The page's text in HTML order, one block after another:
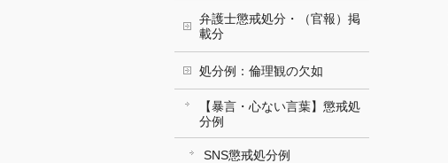
弁護士懲戒処分・（官報）掲
載分
処分例：倫理観の欠如
【暴言・心ない言葉】懲戒処
分例
SNS懲戒処分例